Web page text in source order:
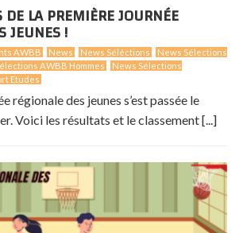
DE LA PREMIÈRE JOURNÉE
JEUNES !
AWBB News News Séléctions
News Sélections
AWBB Hommes
News Sélections
Etudes
régionale des jeunes s’est passée le
Voici les résultats et le classement [...]